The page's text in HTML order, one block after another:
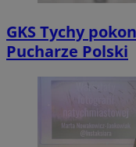
GKS Tychy
Pucharze Polski